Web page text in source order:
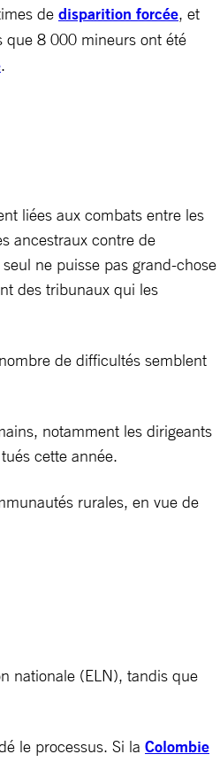
de disparition forcée, et
que 8 000 mineurs ont été
.
liées aux combats entre les
ancestraux contre de
ne puisse pas grand-chose
des tribunaux qui les
de difficultés semblent
notamment les dirigeants
cette année.
rurales, en vue de
nationale (ELN), tandis que
le processus. Si la Colombie